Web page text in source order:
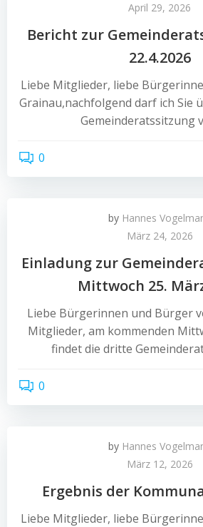
April 29, 2026
Bericht zur
22.4.2026
Liebe Mitglieder, liebe
Grainau,nachfolgend darf ich Sie
Gemeinderatssitzung
0
by Hannes
März 24, 2026
Einladung zur
Mittwoch 25.
Liebe Bürgerinnen und Bürger
Mitglieder, am kommenden
findet die dritte
0
by Hannes
März 12, 2026
Ergebnis der
Liebe Mitglieder, liebe